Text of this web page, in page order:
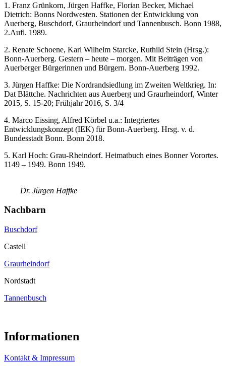
1. Franz Grünkorn, Jürgen Haffke, Florian Becker, Michael
Dietrich: Bonns Nordwesten. Stationen der Entwicklung von
Auerberg, Buschdorf, Graurheindorf und Tannenbusch. Bonn 1988,
2.Aufl. 1989.
2. Renate Schoene, Karl Wilhelm Starcke, Ruthild Stein (Hrsg.):
Bonn-Auerberg. Gestern – heute – morgen. Mit Beiträgen von
Auerberger Bürgerinnen und Bürgern. Bonn-Auerberg 1992.
3. Jürgen Haffke: Die Nordrandsiedlung im Zweiten Weltkrieg. In:
Dat Blättche. Nachrichten aus Auerberg und Graurheindorf, Winter
2015, S. 15-20; Frühjahr 2016, S. 3/4
4. Marco Eissing, Alfred Körbel u.a.: Integriertes
Entwicklungskonzept (IEK) für Bonn-Auerberg. Hrsg. v. d.
Bundesstadt Bonn. Bonn 2018.
5. Karl Hoch: Grau-Rheindorf. Heimatbuch eines Bonner Vorortes.
1149 – 1949. Bonn 1949.
Dr. Jürgen Haffke
Nachbarn
Buschdorf
Castell
Graurheindorf
Nordstadt
Tannenbusch
Informationen
Kontakt & Impressum